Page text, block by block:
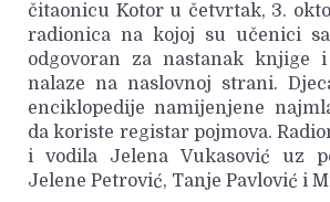
čitaonicu Kotor u četvrtak, 3.
radionica na kojoj su učenici
odgovoran za nastanak knjige
nalaze na naslovnoj strani.
enciklopedije namijenjene
da koriste registar pojmova.
i vodila Jelena Vukasović uz
Jelene Petrović, Tanje Pavlović i